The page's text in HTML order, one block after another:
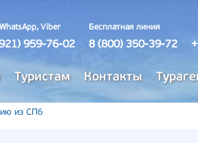
Viber
959-76-02
Бесплатная линия
8 (800) 350-39-72
Туристам Контакты
из СПб